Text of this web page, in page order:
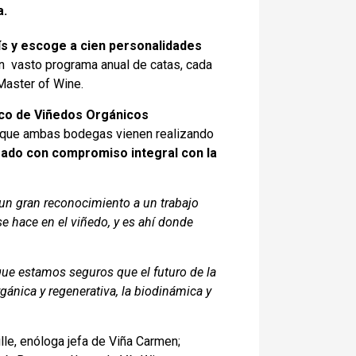
y escoge a cien personalidades
programa anual de catas, cada
of Wine.
de Viñedos Orgánicos
ambas bodegas vienen realizando
con compromiso integral con la
gran reconocimiento a un trabajo
hace en el viñedo, y es ahí donde
estamos seguros que el futuro de la
y regenerativa, la biodinámica y
enóloga jefa de Viña Carmen;